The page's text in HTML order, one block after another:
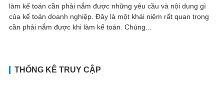
làm kế toán cần phải nắm được những yêu cầu và nội dung gì
của kế toán doanh nghiệp. Đây là một khái niệm rất quan trọng
cần phải nắm được khi làm kế toán. Chúng...
THỐNG KÊ TRUY CẬP